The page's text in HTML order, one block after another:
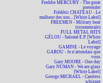
Freddie MERCURY - The great
pretender
Frédéric CHATEAU - Le
malheur des uns... [White Label]
FREEMEN - Military beat
(strumentale)
FULL METAL HITS
GÉLOU - Salomé E.P. [White
Label]
GAMINE - Le voyage
GAROU - Je n'attendais que
vous
Gary MOORE - One day
Gary NUMAN - We are glass
[White Label]
George MICHAEL - Careless
whisper